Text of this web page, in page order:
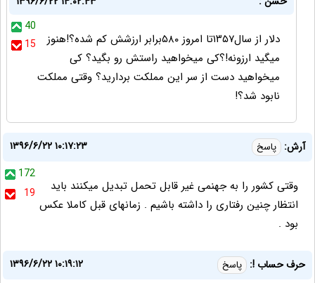
40
15
دلار از سال۱۳۵۷تا امروز ۵۸۰برابر ارزشش کم شده؟!هنوز
میگید ارزونه!؟کی میخواهید راستش رو بگید؟ کی
میخواهید دست از سر این مملکت بردارید؟ وقتی مملکت
نابود شد؟!
آرش: پاسخ
۱۳۹۶/۶/۲۲ ۱۰:۱۷:۲۳
172
19
وقتی کشور را به جهنمی غیر قابل تحمل تبدیل میکنند باید
انتظار چنین رفتاری را داشته باشیم . زمانهای قبل کاملا عکس
بود .
حرف حساب !: پاسخ
۱۳۹۶/۶/۲۲ ۱۰:۱۹:۱۲